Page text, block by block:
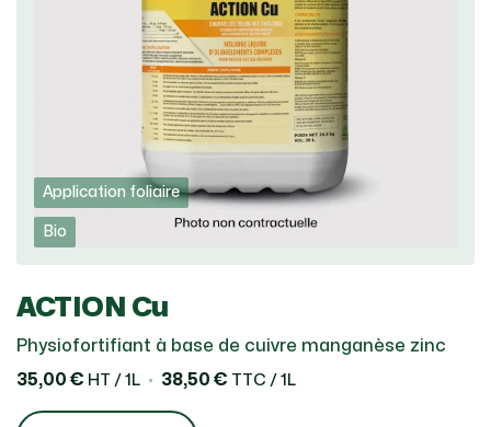
Application foliaire
Bio
ACTION Cu
Physiofortifiant à base de cuivre manganèse zinc
35,00 € HT / 1L 38,50 € TTC / 1L